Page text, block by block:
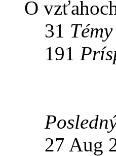
O
31 Témy
191
27 Aug